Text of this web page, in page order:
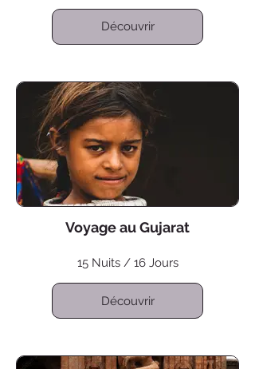
Découvrir
Voyage au Gujarat
15 Nuits / 16 Jours
Découvrir